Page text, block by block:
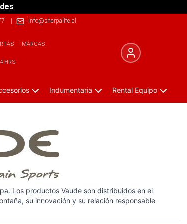
| info@sherpalife.cl
MARCAS
HRS
Indumentaria Rental Equipo
Los productos Vaude son distribuidos en el
su innovación y su relación responsable